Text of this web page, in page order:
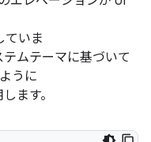
ていま
ムテーマに基づいて
うに
ます。